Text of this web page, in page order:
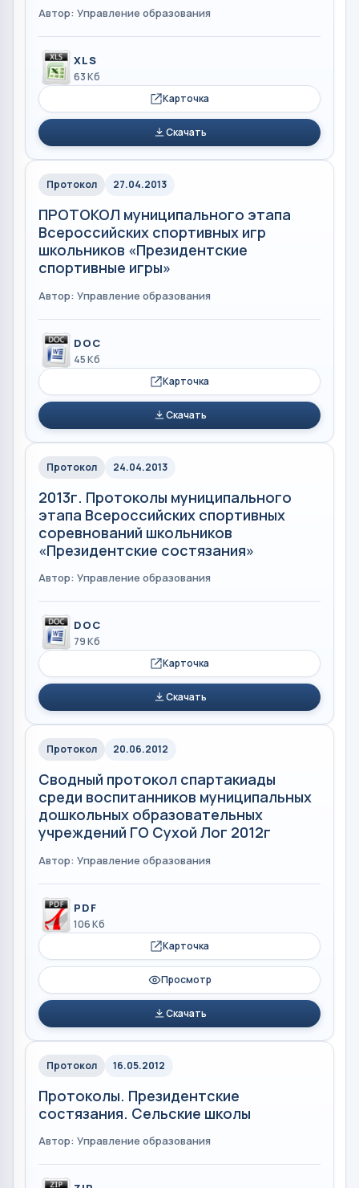
Автор: Управление образования
XLS
63 Кб
Карточка
Скачать
Протокол 27.04.2013
ПРОТОКОЛ муниципального этапа
Всероссийских спортивных игр
школьников «Президентские
спортивные игры»
Автор: Управление образования
DOC
45 Кб
Карточка
Скачать
Протокол 24.04.2013
2013г. Протоколы муниципального
этапа Всероссийских спортивных
соревнований школьников
«Президентские состязания»
Автор: Управление образования
DOC
79 Кб
Карточка
Скачать
Протокол 20.06.2012
Сводный протокол спартакиады
среди воспитанников муниципальных
дошкольных образовательных
учреждений ГО Сухой Лог 2012г
Автор: Управление образования
PDF
106 Кб
Карточка
Просмотр
Скачать
Протокол 16.05.2012
Протоколы. Президентские
состязания. Сельские школы
Автор: Управление образования